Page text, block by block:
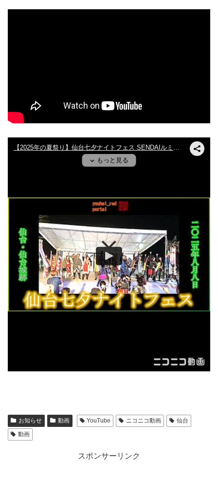
お知らせ 動画 YouTube ニコニコ動画
仙台
動画
スポンサーリンク